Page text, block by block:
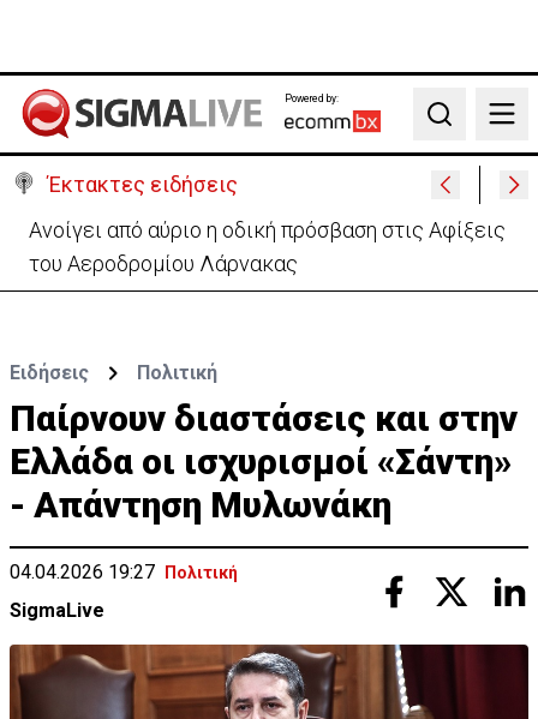
Powered by:
Search
Έκτακτες ειδήσεις
Υπ. Δικαιοσύνης: Απαντά για τελευταία φορά στην
ΙΣΟΤΗΤΑ - «Άσκοπη απασχόληση»
Ειδήσεις Πολιτική
Παίρνουν διαστάσεις και στην
Ελλάδα οι ισχυρισμοί «Σάντη»
- Απάντηση Μυλωνάκη
04.04.2026 19:27 Πολιτική
SigmaLive